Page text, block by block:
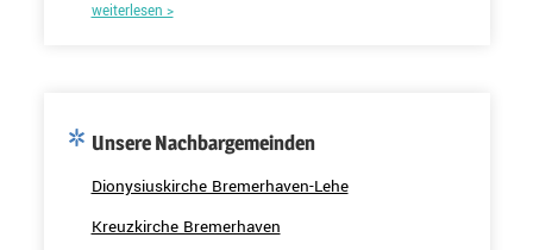
weiterlesen >
Unsere Nachbargemeinden
Dionysiuskirche Bremerhaven-Lehe
Kreuzkirche Bremerhaven